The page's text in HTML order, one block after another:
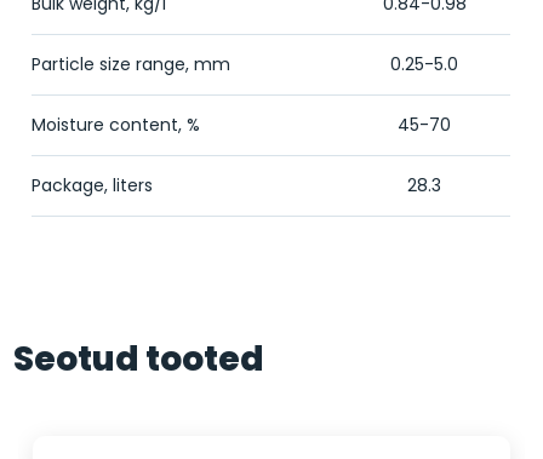
Particle size range, mm 0.25-5.0
Moisture content, % 45-70
Package, liters 28.3
Seotud tooted